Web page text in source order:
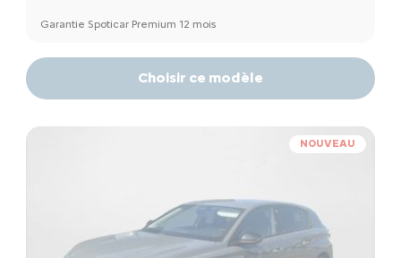
Garantie Spoticar Premium 12 mois
Choisir ce modèle
NOUVEAU